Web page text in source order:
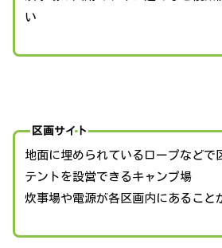
い
区画サイト
地面に埋められているロープなどで
テントを設営できるキャンプ場
炊事場や電源が各区画内にあること